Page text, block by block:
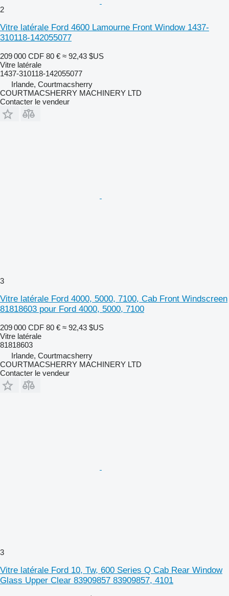
2
Vitre latérale Ford 4600 Lamourne Front Window 1437-
310118-142055077
209 000 CDF 80 € ≈ 92,43 $US
Vitre latérale
1437-310118-142055077
Irlande, Courtmacsherry
COURTMACSHERRY MACHINERY LTD
Contacter le vendeur
3
Vitre latérale Ford 4000, 5000, 7100, Cab Front Windscreen
81818603 pour Ford 4000, 5000, 7100
209 000 CDF 80 € ≈ 92,43 $US
Vitre latérale
81818603
Irlande, Courtmacsherry
COURTMACSHERRY MACHINERY LTD
Contacter le vendeur
3
Vitre latérale Ford 10, Tw, 600 Series Q Cab Rear Window
Glass Upper Clear 83909857 83909857, 4101